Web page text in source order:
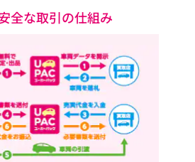
全な取引の仕組み